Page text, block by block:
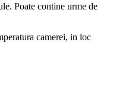
Poate contine urme de
camerei, in loc